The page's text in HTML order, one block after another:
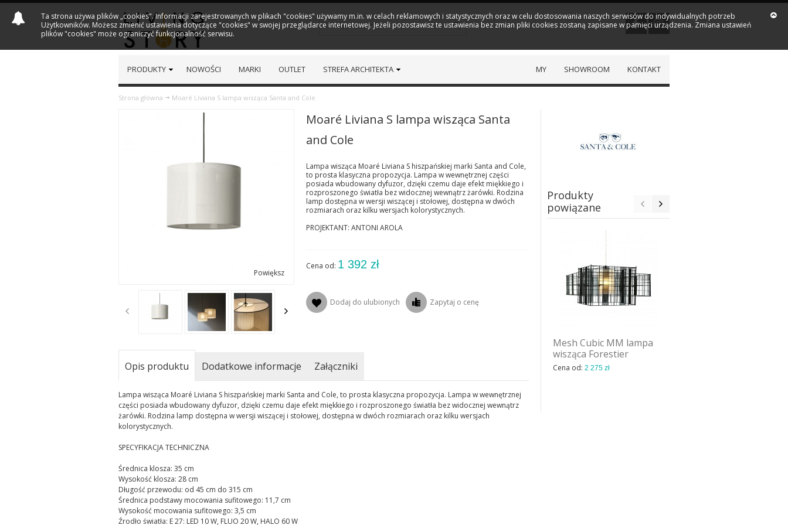
PRODUKTY NOWOŚCI MARKI OUTLET STREFA ARCHITEKTA KONTAKT
SHOWROOM
MY
Strona główna Moaré Liviana S lampa wisząca Santa and Cole
Powiększ
Moaré Liviana S lampa wisząca Santa
and Cole
Lampa wisząca Moaré Liviana S hiszpańskiej marki Santa and Cole,
to prosta klasyczna propozycja. Lampa w wewnętrznej części
posiada wbudowany dyfuzor, dzięki czemu daje efekt miękkiego i
rozproszonego światła bez widocznej wewnątrz żarówki. Rodzina
lamp dostępna w wersji wiszącej i stołowej, dostępna w dwóch
rozmiarach oraz kilku wersjach kolorystycznych.
PROJEKTANT: ANTONI AROLA
Cena od: 1 392 zł
Dodaj do ulubionych Zapytaj o cenę
Produkty
powiązane
Mesh Cubic MM lampa
wisząca Forestier
Cena od: 2 275 zł
Opis produktu Dodatkowe informacje Załączniki
Lampa wisząca Moaré Liviana S hiszpańskiej marki Santa and Cole, to prosta klasyczna propozycja. Lampa w wewnętrznej
części posiada wbudowany dyfuzor, dzięki czemu daje efekt miękkiego i rozproszonego światła bez widocznej wewnątrz
żarówki. Rodzina lamp dostępna w wersji wiszącej i stołowej, dostępna w dwóch rozmiarach oraz kilku wersjach
kolorystycznych.
SPECYFIKACJA TECHNICZNA
Średnica klosza: 35 cm
Wysokość klosza: 28 cm
Długość przewodu: od 45 cm do 315 cm
Średnica podstawy mocowania sufitowego: 11,7 cm
Wysokość mocowania sufitowego: 3,5 cm
Źrodło światła: E 27: LED 10 W, FLUO 20 W, HALO 60 W
Ta strona używa plików „cookies". Informacji zarejestrowanych w plikach "cookies" używamy m.in. w celach reklamowych i statystycznych oraz w celu dostosowania naszych serwisów do indywidualnych potrzeb
Użytkowników. Możesz zmienić ustawienia dotyczące "cookies" w swojej przeglądarce internetowej. Jeżeli pozostawisz te ustawienia bez zmian pliki cookies zostaną zapisane w pamięci urządzenia. Zmiana ustawień
plików "cookies" może ograniczyć funkcjonalność serwisu.